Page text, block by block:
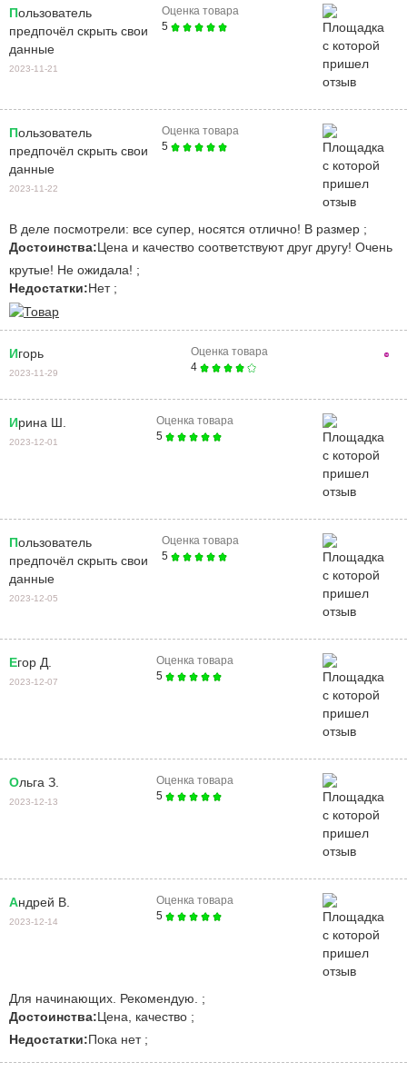
Пользователь
предпочёл скрыть свои
данные
2023-11-21
Оценка товара
5
Пользователь
предпочёл скрыть свои
данные
2023-11-22
Оценка товара
5
В деле посмотрели: все супер, носятся отлично! В размер ;
Достоинства:Цена и качество соответствуют друг другу! Очень
крутые! Не ожидала! ;
Недостатки:Нет ;
Игорь
2023-11-29
Оценка товара
4
Ирина Ш.
2023-12-01
Оценка товара
5
Пользователь
предпочёл скрыть свои
данные
2023-12-05
Оценка товара
5
Егор Д.
2023-12-07
Оценка товара
5
Ольга З.
2023-12-13
Оценка товара
5
Андрей В.
2023-12-14
Оценка товара
5
Для начинающих. Рекомендую. ;
Достоинства:Цена, качество ;
Недостатки:Пока нет ;